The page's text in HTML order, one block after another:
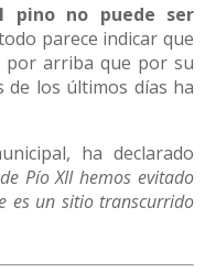
pino no puede ser
parece indicar que
por arriba que por su
de los últimos días ha
ha declarado
Pío XII hemos evitado
es un sitio transcurrido